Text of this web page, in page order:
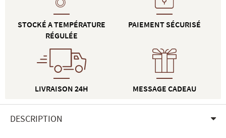
STOCKÉ A TEMPÉRATURE
RÉGULÉE
LIVRAISON 24H
PAIEMENT SÉCURISÉ
MESSAGE CADEAU
DESCRIPTION